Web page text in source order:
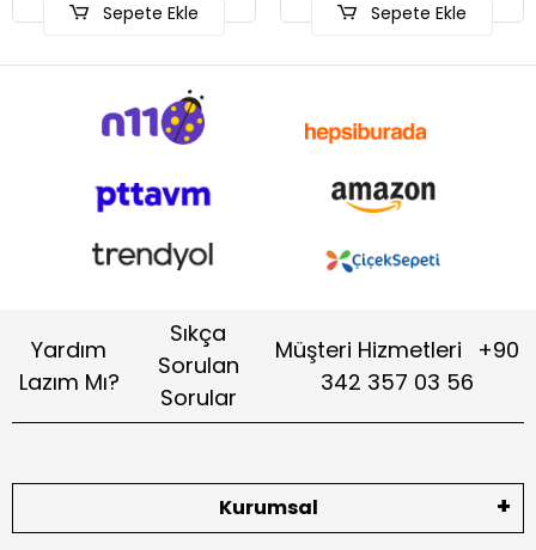
Sepete Ekle Sepete Ekle
Yardım
Lazım Mı?
Sıkça
Sorulan
Sorular
Müşteri Hizmetleri
+90
342 357 03 56
Kurumsal